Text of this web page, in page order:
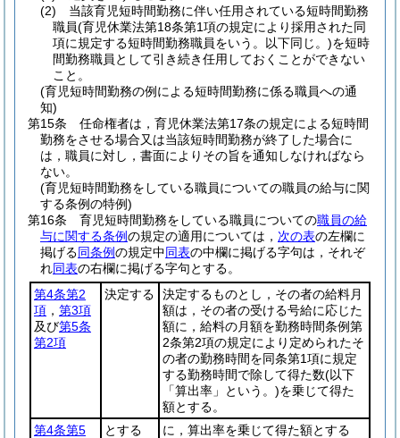
(2)
当該育児短時間勤務に伴い任用されている短時間勤務
職員(育児休業法第18条第1項の規定により採用された同
項に規定する短時間勤務職員をいう。以下同じ。)を短時
間勤務職員として引き続き任用しておくことができない
こと。
(育児短時間勤務の例による短時間勤務に係る職員への通
知)
第15条
任命権者は，育児休業法第17条の規定による短時間
勤務をさせる場合又は当該短時間勤務が終了した場合に
は，職員に対し，書面によりその旨を通知しなければなら
ない。
(育児短時間勤務をしている職員についての職員の給与に関
する条例の特例)
第16条
育児短時間勤務をしている職員についての職員の給
与に関する条例の規定の適用については， 次の表の左欄に
掲げる同条例の規定中同表の中欄に掲げる字句は，それぞ
れ同表の右欄に掲げる字句とする。
第4条第2
項 ， 第3項
及び第5条
第2項
決定する
決定するものとし，その者の給料月
額は，その者の受ける号給に応じた
額に，給料の月額を勤務時間条例第
2条第2項の規定により定められたそ
の者の勤務時間を同条第1項に規定
する勤務時間で除して得た数(以下
「算出率」という。)を乗じて得た
額とする。
第4条第5
とする に，算出率を乗じて得た額とする